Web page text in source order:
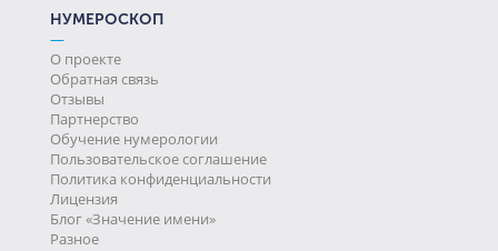
НУМЕРОСКОП
—
О проекте
Обратная связь
Отзывы
Партнерство
Обучение нумерологии
Пользовательское соглашение
Политика конфиденциальности
Лицензия
Блог «Значение имени»
Разное